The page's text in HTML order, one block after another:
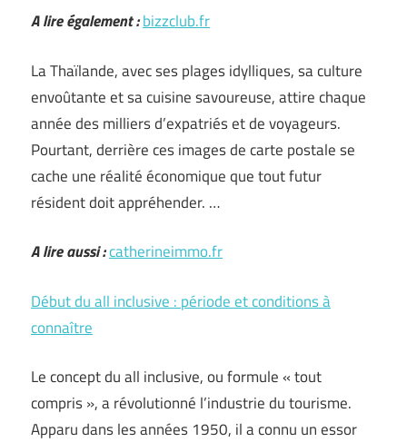
A lire également :bizzclub.fr
La Thaïlande, avec ses plages idylliques, sa culture
envoûtante et sa cuisine savoureuse, attire chaque
année des milliers d’expatriés et de voyageurs.
Pourtant, derrière ces images de carte postale se
cache une réalité économique que tout futur
résident doit appréhender. …
A lire aussi :catherineimmo.fr
Début du all inclusive : période et conditions à
connaître
Le concept du all inclusive, ou formule « tout
compris », a révolutionné l’industrie du tourisme.
Apparu dans les années 1950, il a connu un essor